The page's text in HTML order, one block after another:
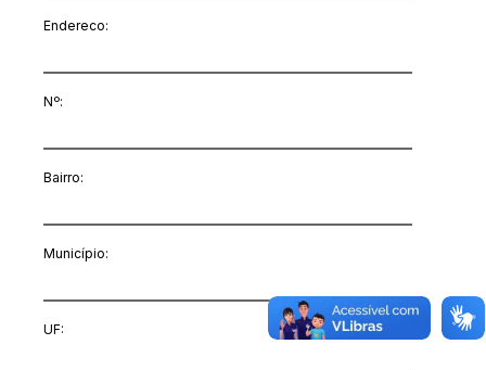
Endereco:
Nº:
Bairro:
Município:
UF: